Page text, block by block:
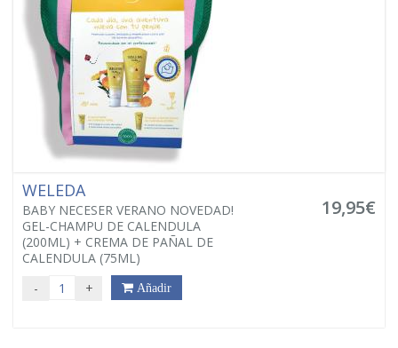
WELEDA
BABY NECESER VERANO NOVEDAD!
GEL-CHAMPU DE CALENDULA
(200ML) + CREMA DE PAÑAL DE
CALENDULA (75ML)
19,95€
- + Añadir